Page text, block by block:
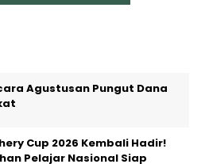
Agustusan Pungut Dana
Cup 2026 Kembali Hadir!
Pelajar Nasional Siap